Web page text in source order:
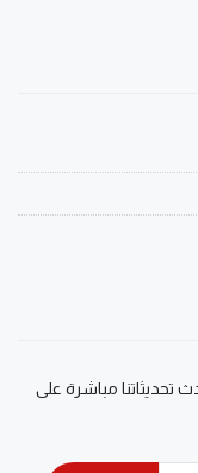
تحديثاتنا مباشرة على